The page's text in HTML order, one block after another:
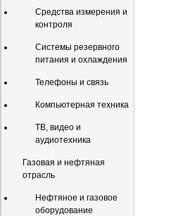
Средства измерения и
контроля
Системы резервного
питания и охлаждения
Телефоны и связь
Компьютерная техника
ТВ, видео и
аудиотехника
Газовая и нефтяная
отрасль
Нефтяное и газовое
оборудование